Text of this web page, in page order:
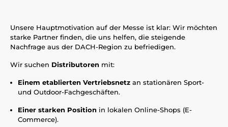
Unsere Hauptmotivation auf der Messe ist klar: Wir möchten
starke Partner finden, die uns helfen, die steigende
Nachfrage aus der DACH-Region zu befriedigen.
Wir suchen Distributoren mit:
Einem etablierten Vertriebsnetz an stationären Sport-
und Outdoor-Fachgeschäften.
Einer starken Position in lokalen Online-Shops (E-
Commerce).